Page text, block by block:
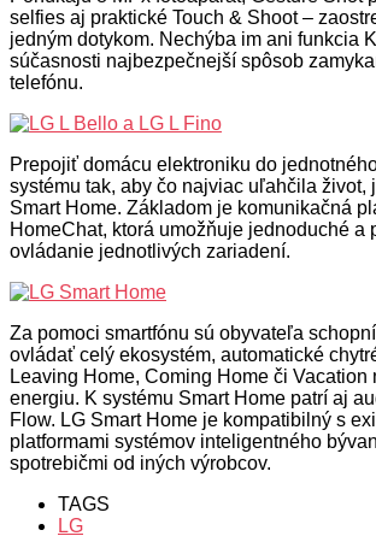
selfies aj praktické Touch & Shoot –
jedným dotykom. Nechýba im ani funkcia
súčasnosti najbezpečnejší spôsob
telefónu.
Prepojiť domácu elektroniku do
systému tak, aby čo najviac uľahčila život,
Smart Home. Základom je komunikačná
HomeChat, ktorá umožňuje jednoduché a
ovládanie jednotlivých zariadení.
Za pomoci smartfónu sú obyvateľa
ovládať celý ekosystém, automatické
Leaving Home, Coming Home či Vacation
energiu. K systému Smart Home patrí aj
Flow. LG Smart Home je kompatibilný s
platformami systémov inteligentného
spotrebičmi od iných výrobcov.
TAGS
LG